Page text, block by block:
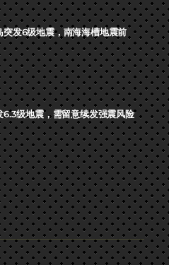
突发6级地震，南海海槽地震前
6.3级地震，需留意续发强震风险